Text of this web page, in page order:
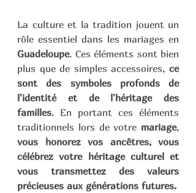
La culture et la tradition jouent un
Guadeloupe. Ces éléments sont bien
plus que de simples accessoires, ce
sont des symboles profonds de
l'identité et de l'héritage des
familles. En portant ces éléments
traditionnels lors de votre mariage
vous honorez vos ancêtres, vous
célébrez votre héritage culturel et
vous transmettez des valeurs
précieuses aux générations futures.